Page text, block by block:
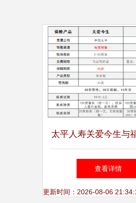
太平人寿关爱今生与
对比分析 聚焦电话销
险的特点与代理
查看详情
更新时间：2026-08-06